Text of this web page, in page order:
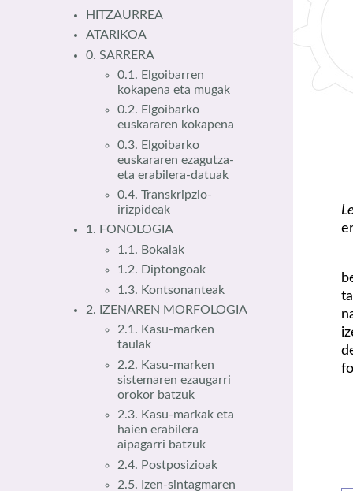
HITZAURREA
ATARIKOA
0. SARRERA
0.1. Elgoibarren
kokapena eta mugak
0.2. Elgoibarko
euskararen kokapena
0.3. Elgoibarko
euskararen ezagutza-
eta erabilera-datuak
0.4. Transkripzio-
irizpideak
1. FONOLOGIA
1.1. Bokalak
1.2. Diptongoak
1.3. Kontsonanteak
2. IZENAREN MORFOLOGIA
2.1. Kasu-marken
taulak
2.2. Kasu-marken
sistemaren ezaugarri
orokor batzuk
2.3. Kasu-markak eta
haien erabilera
aipagarri batzuk
2.4. Postposizioak
2.5. Izen-sintagmaren